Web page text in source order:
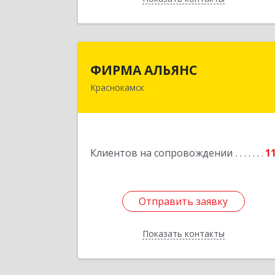
ФИРМА АЛЬЯНС
Краснокамск
Клиентов на сопровождении 11
Отправить заявку
Показать контакты
Отправить заявку
Назад